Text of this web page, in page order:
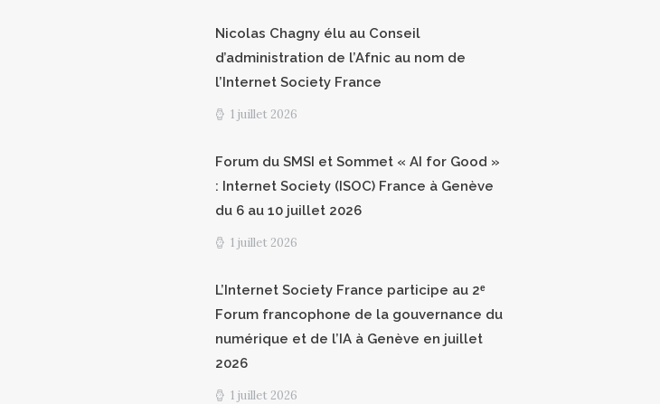
Nicolas Chagny élu au Conseil
d’administration de l’Afnic au nom de
l’Internet Society France
1 juillet 2026
Forum du SMSI et Sommet « AI for Good »
: Internet Society (ISOC) France à Genève
du 6 au 10 juillet 2026
1 juillet 2026
L’Internet Society France participe au 2ᵉ
Forum francophone de la gouvernance du
numérique et de l’IA à Genève en juillet
2026
1 juillet 2026